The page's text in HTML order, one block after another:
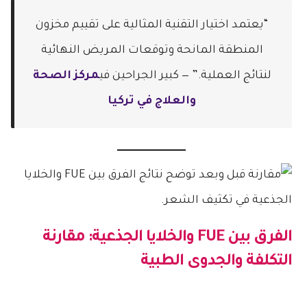
“يعتمد اختيار التقنية المثالية على تقييم مخزون
المنطقة المانحة وتوقعات المريض النهائية
لنتائج العملية.” — كبير الجراحين فيمركز الصحة
والعلاج في تركيا
الفرق بين FUE والخلايا الجذعية
: مقارنة
التكلفة والجدوى الطبية